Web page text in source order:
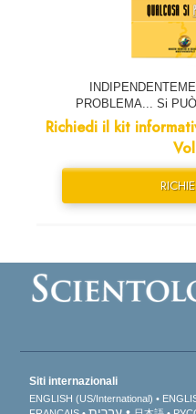
PROBLEMA... Si
Richiedi il kit
Siti internazionali
ENGLISH (US/International)